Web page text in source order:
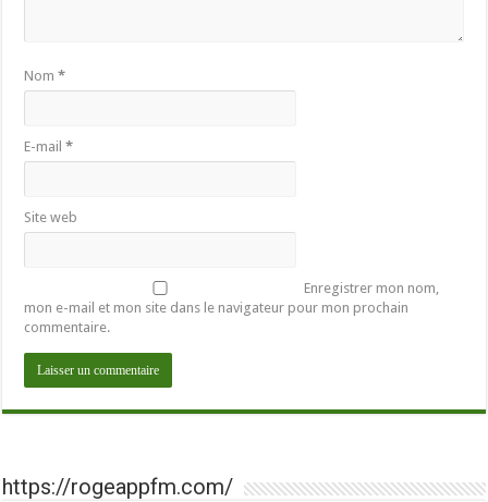
Nom*
E-mail*
Site web
Enregistrer mon nom,
mon e-mail et mon site dans le navigateur pour mon prochain
commentaire.
https://rogeappfm.com/